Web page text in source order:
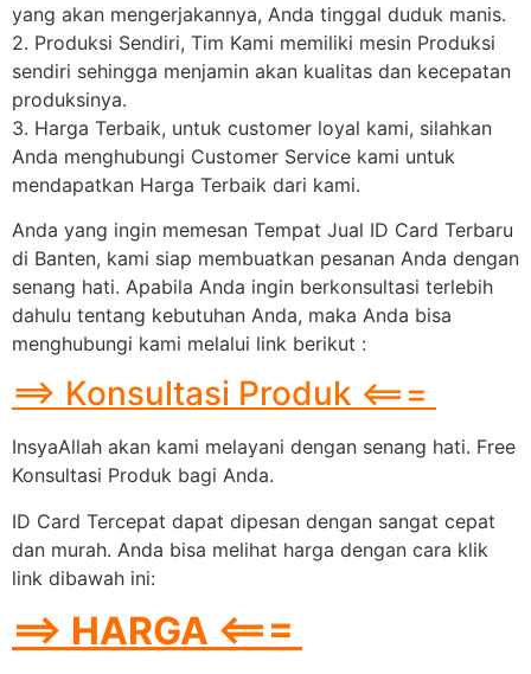
yang akan mengerjakannya, Anda tinggal duduk manis.
2. Produksi Sendiri, Tim Kami memiliki mesin Produksi
sendiri sehingga menjamin akan kualitas dan kecepatan
produksinya.
3. Harga Terbaik, untuk customer loyal kami, silahkan
Anda menghubungi Customer Service kami untuk
mendapatkan Harga Terbaik dari kami.
Anda yang ingin memesan Tempat Jual ID Card Terbaru
di Banten, kami siap membuatkan pesanan Anda dengan
senang hati. Apabila Anda ingin berkonsultasi terlebih
dahulu tentang kebutuhan Anda, maka Anda bisa
menghubungi kami melalui link berikut :
==> Konsultasi Produk <===
InsyaAllah akan kami melayani dengan senang hati. Free
Konsultasi Produk bagi Anda.
ID Card Tercepat dapat dipesan dengan sangat cepat
dan murah. Anda bisa melihat harga dengan cara klik
link dibawah ini:
==> HARGA <===